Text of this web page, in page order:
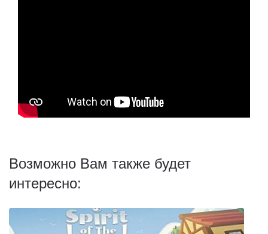
Возможно Вам также будет
интересно: